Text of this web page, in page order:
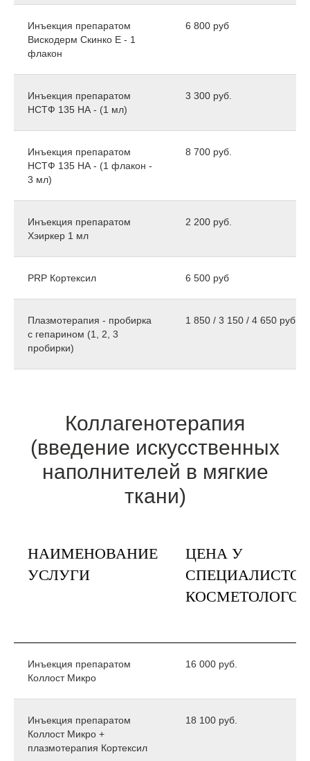
Инъекция препаратом
Вискодерм Скинко Е - 1
флакон
6 800 руб
Инъекция препаратом
НСТФ 135 НА - (1 мл)
3 300 руб.
Инъекция препаратом
НСТФ 135 НА - (1 флакон -
3 мл)
8 700 руб.
Инъекция препаратом
Хэиркер 1 мл
2 200 руб.
PRP Кортексил 6 500 руб
Плазмотерапия - пробирка
с гепарином (1, 2, 3
пробирки)
1 850 / 3 150 / 4 650 руб.
Коллагенотерапия
(введение искусственных
наполнителей в мягкие
ткани)
НАИМЕНОВАНИЕ
УСЛУГИ
ЦЕНА У
КОСМЕТОЛОГОВ
Инъекция препаратом
Коллост Микро
16 000 руб.
Инъекция препаратом
Коллост Микро +
плазмотерапия Кортексил
18 100 руб.